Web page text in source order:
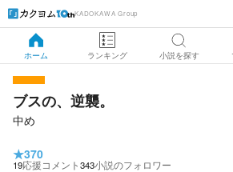
KADOKAWA Group
ホーム ランキング 小説を探す
ブスの、逆襲。
中め
★370
19応援コメント343小説のフォロワー